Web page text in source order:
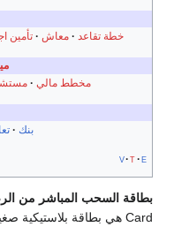
خطة تقاعد
معاش تأمين
مخطط مالي
بنك
v t e
بطاقة السحب المباشر من
Card هي بطاقة بلاستيكية